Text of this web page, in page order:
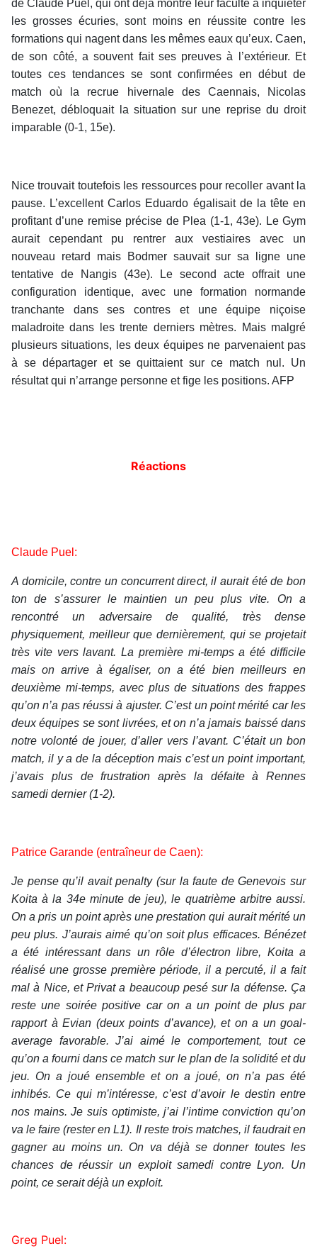
de Claude Puel, qui ont déjà montré leur faculté à inquiéter
les grosses écuries, sont moins en réussite contre les
formations qui nagent dans les mêmes eaux qu’eux. Caen,
de son côté, a souvent fait ses preuves à l’extérieur. Et
toutes ces tendances se sont confirmées en début de
match où la recrue hivernale des Caennais, Nicolas
Benezet, débloquait la situation sur une reprise du droit
imparable (0-1, 15e).
Nice trouvait toutefois les ressources pour recoller avant la
pause. L’excellent Carlos Eduardo égalisait de la tête en
profitant d’une remise précise de Plea (1-1, 43e). Le Gym
aurait cependant pu rentrer aux vestiaires avec un
nouveau retard mais Bodmer sauvait sur sa ligne une
tentative de Nangis (43e). Le second acte offrait une
configuration identique, avec une formation normande
tranchante dans ses contres et une équipe niçoise
maladroite dans les trente derniers mètres. Mais malgré
plusieurs situations, les deux équipes ne parvenaient pas
à se départager et se quittaient sur ce match nul. Un
résultat qui n’arrange personne et fige les positions. AFP
Réactions
Claude Puel:
A domicile, contre un concurrent direct, il aurait été de bon
ton de s’assurer le maintien un peu plus vite. On a
rencontré un adversaire de qualité, très dense
physiquement, meilleur que dernièrement, qui se projetait
très vite vers lavant. La première mi-temps a été difficile
mais on arrive à égaliser, on a été bien meilleurs en
deuxième mi-temps, avec plus de situations des frappes
qu’on n’a pas réussi à ajuster. C’est un point mérité car les
deux équipes se sont livrées, et on n’a jamais baissé dans
notre volonté de jouer, d’aller vers l’avant. C’était un bon
match, il y a de la déception mais c’est un point important,
j’avais plus de frustration après la défaite à Rennes
samedi dernier (1-2).
Patrice Garande (entraîneur de Caen):
Je pense qu’il avait penalty (sur la faute de Genevois sur
Koita à la 34e minute de jeu), le quatrième arbitre aussi.
On a pris un point après une prestation qui aurait mérité un
peu plus. J’aurais aimé qu’on soit plus efficaces. Bénézet
a été intéressant dans un rôle d’électron libre, Koita a
réalisé une grosse première période, il a percuté, il a fait
mal à Nice, et Privat a beaucoup pesé sur la défense. Ça
reste une soirée positive car on a un point de plus par
rapport à Evian (deux points d’avance), et on a un goal-
average favorable. J’ai aimé le comportement, tout ce
qu’on a fourni dans ce match sur le plan de la solidité et du
jeu. On a joué ensemble et on a joué, on n’a pas été
inhibés. Ce qui m’intéresse, c’est d’avoir le destin entre
nos mains. Je suis optimiste, j’ai l’intime conviction qu’on
va le faire (rester en L1). Il reste trois matches, il faudrait en
gagner au moins un. On va déjà se donner toutes les
chances de réussir un exploit samedi contre Lyon. Un
point, ce serait déjà un exploit.
Greg Puel: